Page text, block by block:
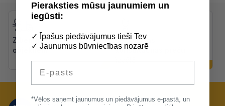
Zibenīga piegāde uz
objektiem
Bezmaksas
konsultācijas preču
izvēlē
Nepalaid garām mūsu lieliskos
Pieraksties mūsu jaunumiem un
iegūsti:
✓ Īpašus piedāvājumus tieši Tev
✓ Jaunumus būvniecības nozarē
*Vēlos saņemt jaunumus un piedāvājumus e-pastā, un